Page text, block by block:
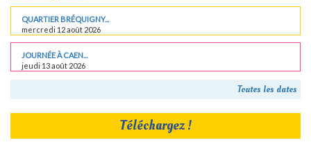
QUARTIER BRÉQUIGNY...
mercredi 12 août 2026
JOURNÉE À CAEN...
jeudi 13 août 2026
Toutes les dates
Téléchargez !